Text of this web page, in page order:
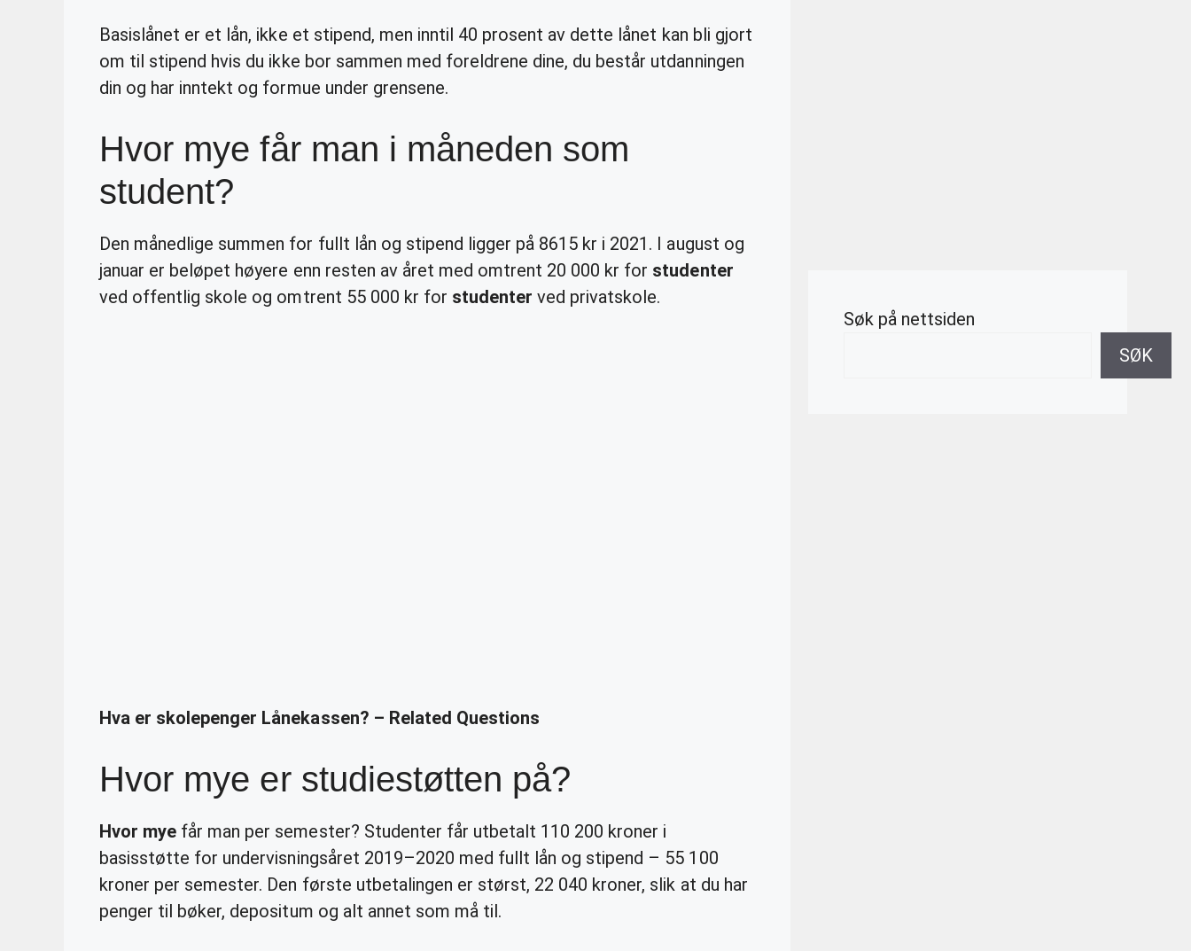
Basislånet er et lån, ikke et stipend, men inntil 40 prosent av dette lånet kan bli gjort
om til stipend hvis du ikke bor sammen med foreldrene dine, du består utdanningen
din og har inntekt og formue under grensene.
Hvor mye får man i måneden som
student?
Den månedlige summen for fullt lån og stipend ligger på 8615 kr i 2021. I august og
januar er beløpet høyere enn resten av året med omtrent 20 000 kr for studenter
ved offentlig skole og omtrent 55 000 kr for studenter ved privatskole.
Hva er skolepenger Lånekassen? – Related Questions
Hvor mye er studiestøtten på?
Hvor mye får man per semester? Studenter får utbetalt 110 200 kroner i
basisstøtte for undervisningsåret 2019–2020 med fullt lån og stipend – 55 100
kroner per semester. Den første utbetalingen er størst, 22 040 kroner, slik at du har
penger til bøker, depositum og alt annet som må til.
Søk på nettsiden
SØK